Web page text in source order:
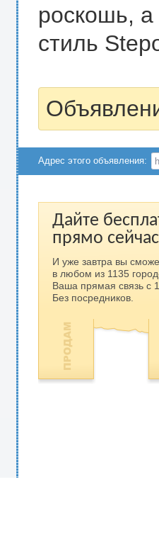
роскошь, а
стиль
Адрес этого объявления:
Дайте
прямо
И уже завтра вы
в любом из 1135
Ваша прямая связь с
Без посредников.